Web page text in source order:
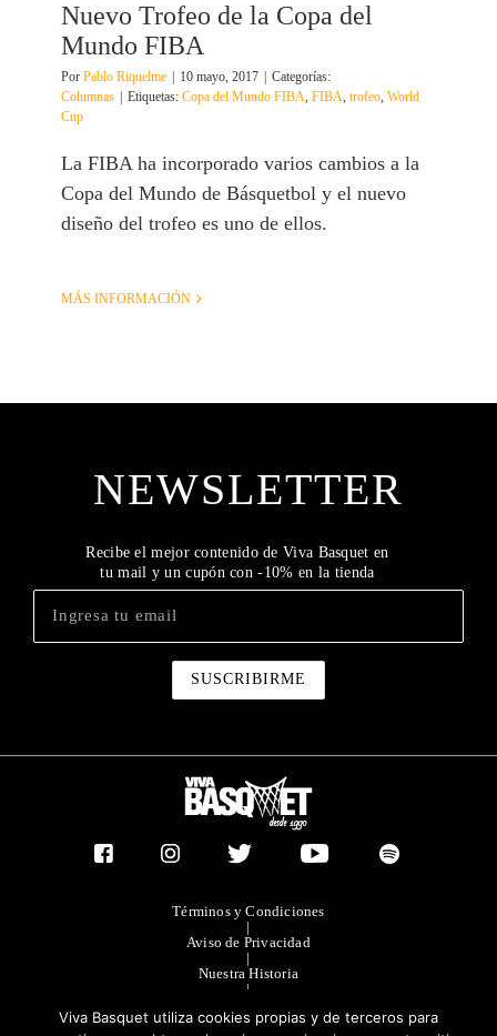
Nuevo Trofeo de la Copa del
Mundo FIBA
Por Pablo Riquelme 10 mayo, 2017
Categorías:
Columnas
Etiquetas: Copa del Mundo FIBA, FIBA, trofeo, World
Cup
La FIBA ha incorporado varios cambios a la
Copa del Mundo de Básquetbol y el nuevo
diseño del trofeo es uno de ellos.
MÁS INFORMACIÓN
NEWSLETTER
Recibe el mejor contenido de Viva Basquet en
tu mail y un cupón con -10% en la tienda
Términos y Condiciones
|
Aviso de Privacidad
|
Nuestra Historia
|
|
Viva Basquet utiliza cookies propias y de terceros para